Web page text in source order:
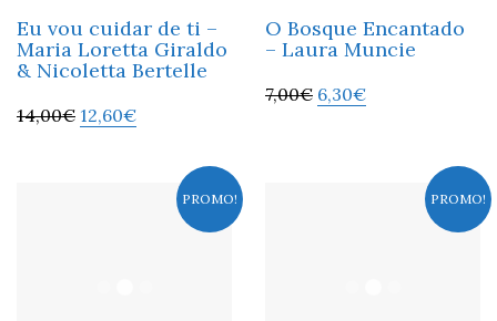
Eu vou cuidar de ti –
Maria Loretta Giraldo
& Nicoletta Bertelle
14,00€ 12,60€
O Bosque Encantado
– Laura Muncie
7,00€ 6,30€
PROMO! PROMO!